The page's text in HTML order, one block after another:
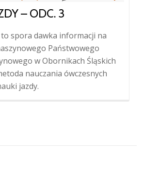
– ODC. 3
spora dawka informacji na
Państwowego
w Obornikach Śląskich
nauczania ówczesnych
jazdy.